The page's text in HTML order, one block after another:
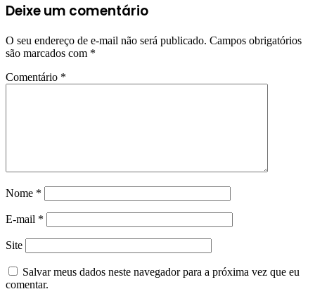
Deixe um comentário
O seu endereço de e-mail não será publicado. Campos obrigatórios
são marcados com *
Comentário *
Nome *
E-mail *
Site
Salvar meus dados neste navegador para a próxima vez que eu
comentar.